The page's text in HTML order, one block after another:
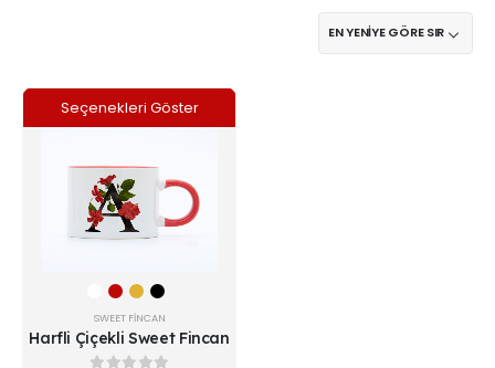
Seçenekleri Göster
Bu
ürünün
varyasyonu
Seçenekler
SWEET FINCAN
Harfli Çiçekli Sweet Fincan